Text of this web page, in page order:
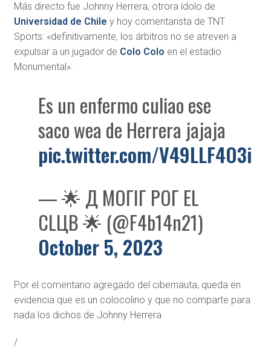
Más directo fue Johnny Herrera, otrora ídolo de
Universidad de Chile y hoy comentarista de TNT
Sports: «definitivamente, los árbitros no se atreven a
expulsar a un jugador de Colo Colo en el estadio
Monumental»:
Es un enfermo culiao ese
saco wea de Herrera jajaja
pic.twitter.com/V49LLF4O3i
— 🌟 Д МОГІГ РОГ ЕL
СLЦB 🌟 (@F4b14n21)
October 5, 2023
Por el comentario agregado del cibernauta, queda en
evidencia que es un colocolino y que no comparte para
nada los dichos de Johnny Herrera
/